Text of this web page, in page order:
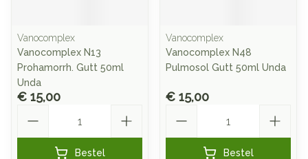
Vanocomplex
Vanocomplex N13
Prohamorrh. Gutt 50ml
Unda
€ 15,00
Bestel
Vanocomplex
Vanocomplex N48
Pulmosol Gutt 50ml Unda
€ 15,00
Bestel